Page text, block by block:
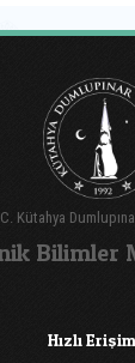
Kütahya
Bilimler
Hızlı